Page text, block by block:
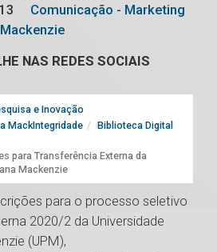
Comunicação - Marketing
Mackenzie
NAS REDES SOCIAIS
e Inovação
MackIntegridade
Biblioteca Digital
para Transferência Externa da
Mackenzie
para o processo seletivo
2020/2 da Universidade
(UPM),